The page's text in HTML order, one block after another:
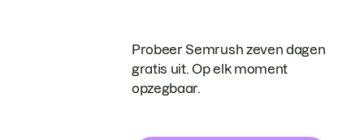
Probeer Semrush zeven dagen
gratis uit. Op elk moment
opzegbaar.